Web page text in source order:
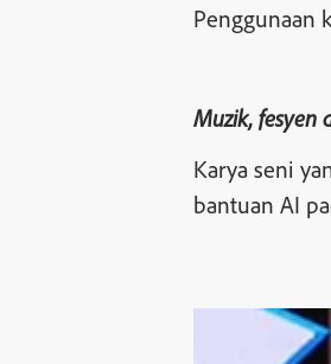
Penggunaan
Muzik, fesyen
Karya seni
bantuan AI